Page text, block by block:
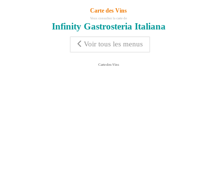
Carte des Vins
Vous consultez la carte de
Infinity Gastrosteria Italiana
Voir tous les menus
Carte-des-Vins